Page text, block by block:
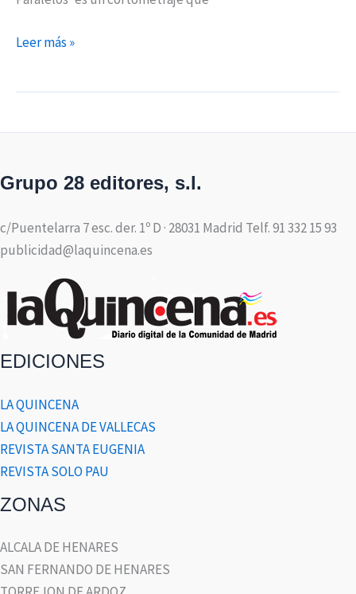
Leer más »
Grupo 28 editores, s.l.
c/Puentelarra 7 esc. der. 1º D · 28031 Madrid Telf. 91 332 15 93
publicidad@laquincena.es
EDICIONES
LA QUINCENA
LA QUINCENA DE VALLECAS
REVISTA SANTA EUGENIA
REVISTA SOLO PAU
ZONAS
ALCALA DE HENARES
SAN FERNANDO DE HENARES